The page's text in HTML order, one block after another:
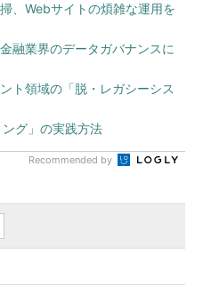
、Webサイトの煩雑な運用を
融業界のデータガバナンスに
ト領域の「脱・レガシーシス
グ」の実践方法
Recommended by